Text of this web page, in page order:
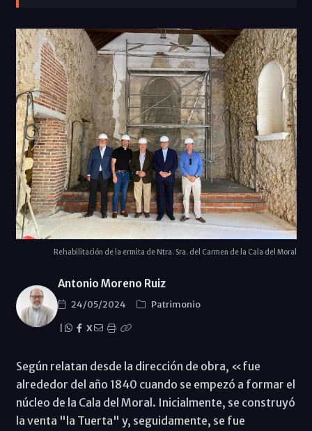
Rehabilitación de la ermita de Ntra. Sra. del Carmen de la Cala del Moral
Antonio Moreno Ruiz
24/05/2024
Patrimonio
X
Según relatan desde la dirección de obra, «fue
alrededor del año 1840 cuando se empezó a formar el
núcleo de la Cala del Moral. Inicialmente, se construyó
la venta "la Tuerta" y, seguidamente, se fue